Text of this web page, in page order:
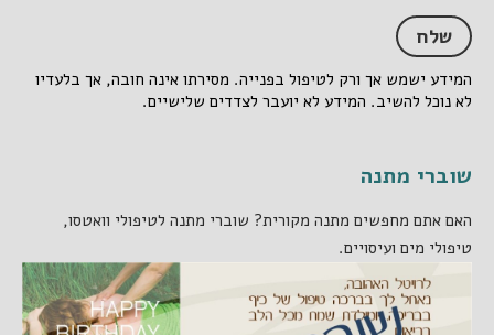
המידע ישמש אך ורק לטיפול בפנייה. מסירתו אינה חובה, אך בלעדיו
לא נוכל להשיב. המידע לא יועבר לצדדים שלישיים.
שוברי מתנה
האם אתם מחפשים מתנה מקורית? שוברי מתנה לטיפולי וואטסו,
טיפולי מים ועיסויים.